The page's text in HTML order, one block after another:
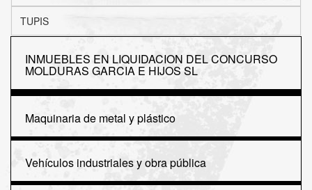
TUPIS
INMUEBLES EN LIQUIDACION DEL CONCURSO
MOLDURAS GARCIA E HIJOS SL
Maquinaria de metal y plástico
Vehículos industriales y obra pública